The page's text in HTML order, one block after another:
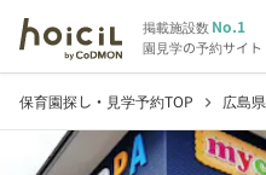
掲載施設数No.1
園見学の予約サイト
保育園探し・見学予約TOP chevron_right 広島県